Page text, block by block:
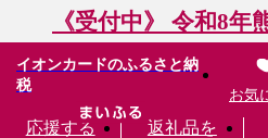
《受付中》 令和8年
イオンカードのふるさと納
税
応援する
返礼品を
お気